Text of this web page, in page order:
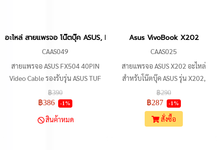
อะไหล่ สายแพรจอ โน๊ตบุ๊ค ASUS, FX504, FA506, FX63, X512DK,
CAAS049
สายแพรจอ ASUS FX504 40PIN
Video Cable รองรับรุ่น ASUS TUF
Gaming FX504 หลายรุ่น ประเภทตัว
เชื่อมต่อ 40-pin EDP P/N 14005-
02660100, DDBKLGLC010,
DDBKLGLC000 ความละเอียดหน้า
฿390
฿386 -1%
สินค้าหมด
Asus VivoBook X202
CAAS025
สายแพรจอ ASUS X202 อะไหล่
สำหรับโน๊ตบุ๊ค ASUS รุ่น X202,
X202E, X201, X201E ผลิตจากวัสดุ
คุณภาพสูง ทนทานต่อการใช้งาน ช่วย
ให้สามารถแสดงผลภาพจาก
คอมพิวเตอร์บนจอภาพได้ ติดตั้งง่าย
฿290
฿287 -1%
สั่งซื้อ